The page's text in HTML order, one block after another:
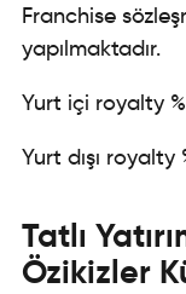
Franchise
yapılmaktadır.
Yurt içi royalty
Yurt dışı royalty
Tatlı
Özikizler